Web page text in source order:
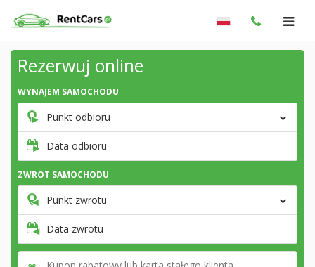
Rezerwuj online
WYNAJEM SAMOCHODU
Punkt odbioru
Data odbioru
ZWROT SAMOCHODU
Punkt zwrotu
Data zwrotu